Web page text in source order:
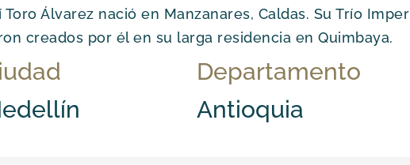
Toro Álvarez nació en Manzanares, Caldas. Su Trío
creados por él en su larga residencia en Quimbaya.
Departamento
Antioquia